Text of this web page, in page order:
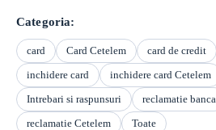
Categoria:
card Card Cetelem card de credit
inchidere card
inchidere card Cetelem
Intrebari si raspunsuri
reclamatie banca
reclamatie Cetelem
Toate